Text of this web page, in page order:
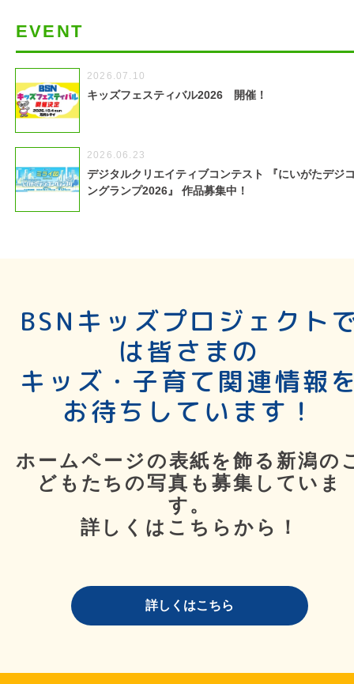
EVENT
2026.07.10
キッズフェスティバル2026 開催！
2026.06.23
デジタルクリエイティブコンテスト 『にいがたデジ
ングランプ2026』 作品募集中！
BSNキッズプロジェクト
は皆さまの
キッズ・子育て関連情報
お待ちしています！
ホームページの表紙を飾る新潟の
どもたちの写真も募集していま
す。
詳しくはこちらから！
詳しくはこちら